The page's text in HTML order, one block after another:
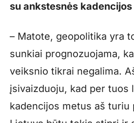
su ankstesnės kadencijos
– Matote, geopolitika yra
sunkiai prognozuojama,
veiksnio tikrai negalima.
įsivaizduoju, kad per tuos
kadencijos metus aš turiu